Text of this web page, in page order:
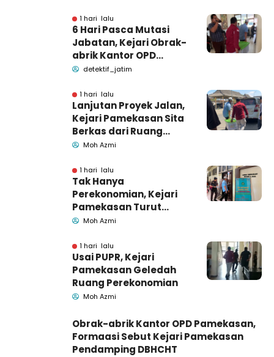
1 hari lalu
6 Hari Pasca Mutasi
Jabatan, Kejari Obrak-
abrik Kantor OPD
Pemkab Pamekasan
detektif_jatim
1 hari lalu
Lanjutan Proyek Jalan,
Kejari Pamekasan Sita
Berkas dari Ruang
Pemkab Pamekasan
Moh Azmi
1 hari lalu
Tak Hanya
Perekonomian, Kejari
Pamekasan Turut
Geledah Ruang
Jasa
Moh Azmi
1 hari lalu
Usai PUPR, Kejari
Pamekasan Geledah
Ruang Perekonomian
Moh Azmi
Obrak-abrik Kantor OPD Pamekasan,
Formaasi Sebut Kejari Pamekasan
Pendamping DBHCHT